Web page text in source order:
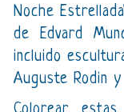
Noche
de Edvard
incluido
Auguste Rodin